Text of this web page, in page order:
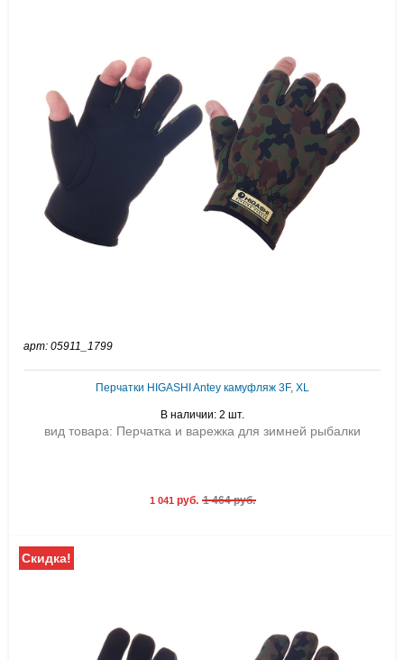
арт: 05911_1799
Перчатки HIGASHI Antey камуфляж 3F, XL
В наличии: 2 шт.
вид товара: Перчатка и варежка для зимней рыбалки
1 041руб. 1 464 руб.
Скидка!